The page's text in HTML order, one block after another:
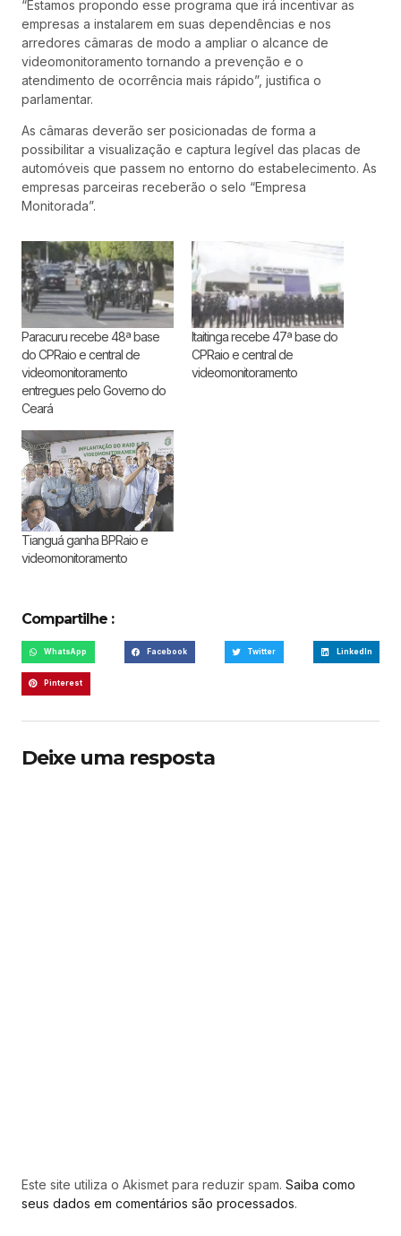
“Estamos propondo esse programa que irá incentivar as
empresas a instalarem em suas dependências e nos
arredores câmaras de modo a ampliar o alcance de
videomonitoramento tornando a prevenção e o
atendimento de ocorrência mais rápido”, justifica o
parlamentar.
As câmaras deverão ser posicionadas de forma a
possibilitar a visualização e captura legível das placas de
automóveis que passem no entorno do estabelecimento. As
empresas parceiras receberão o selo “Empresa
Monitorada”.
Paracuru recebe 48ª base
do CPRaio e central de
videomonitoramento
entregues pelo Governo do
Ceará
Itaitinga recebe 47ª base do
CPRaio e central de
videomonitoramento
Tianguá ganha BPRaio e
videomonitoramento
Compartilhe :
WhatsApp Facebook Twitter LinkedIn
Pinterest
Deixe uma resposta
Este site utiliza o Akismet para reduzir spam. Saiba como
seus dados em comentários são processados.